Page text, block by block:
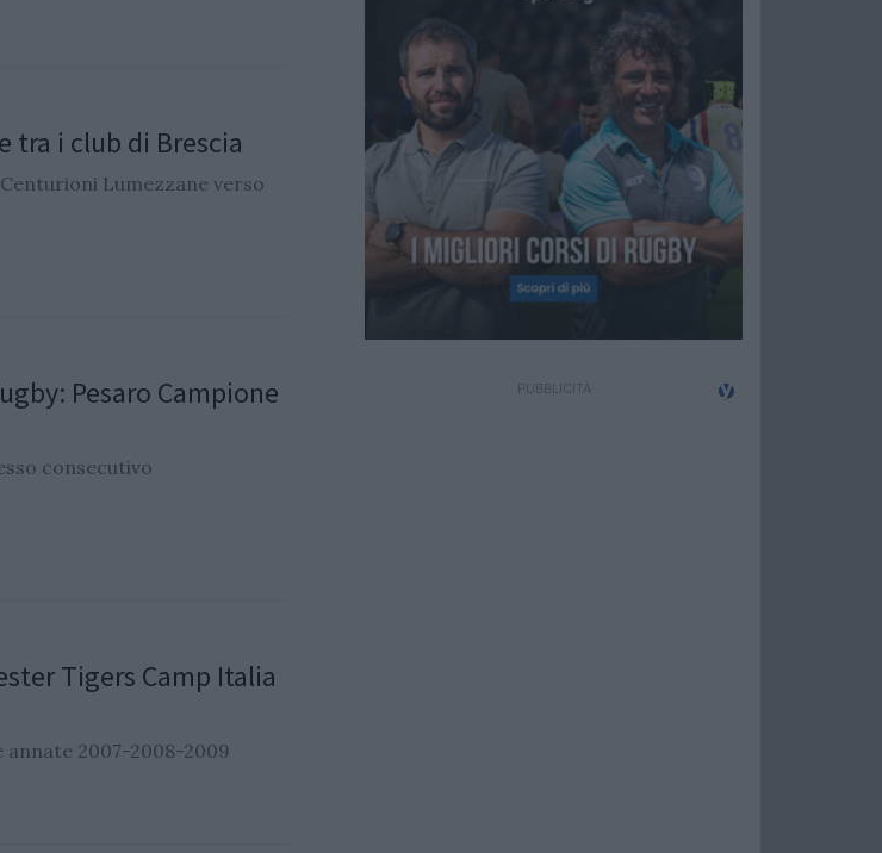
tra i club di Brescia
Lumezzane verso
Pesaro Campione
consecutivo
Tigers Camp Italia
2007-2008-2009